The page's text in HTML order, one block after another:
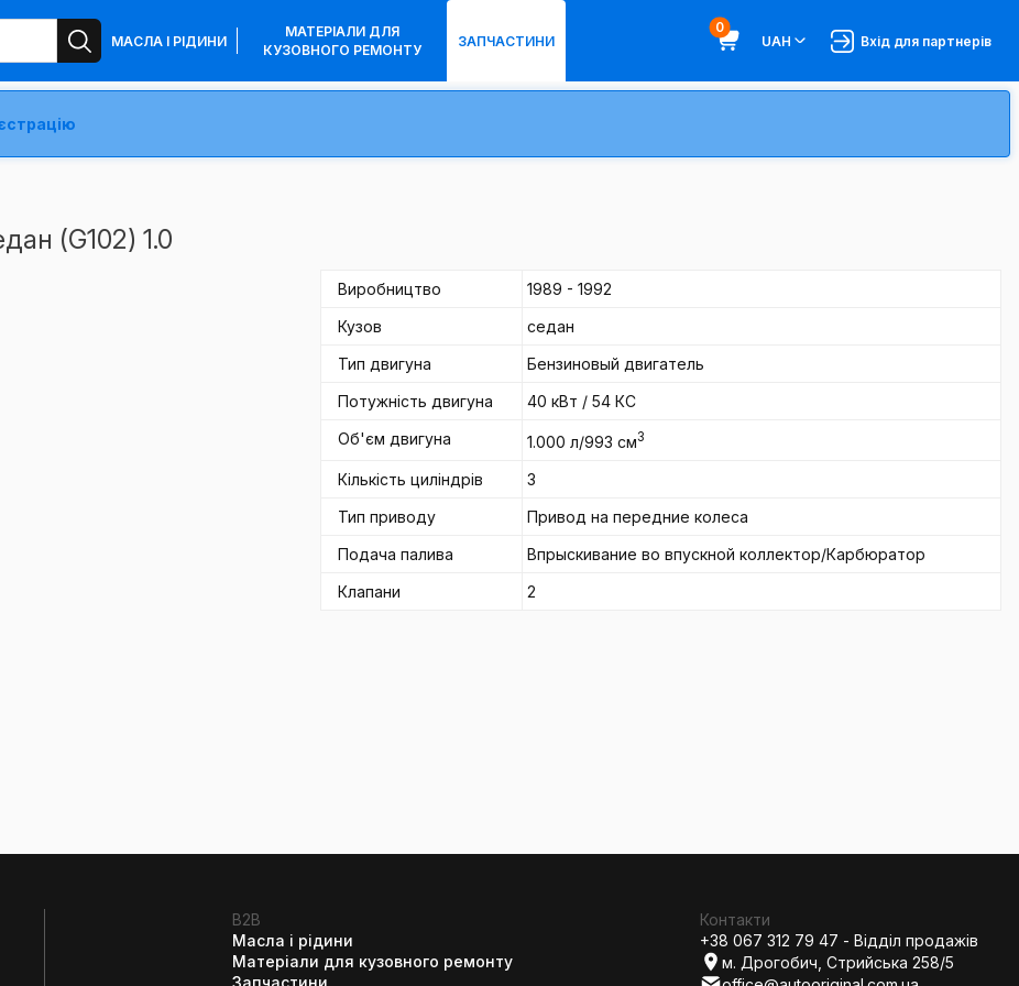
МАСЛА І РІДИНИ
МАТЕРІАЛИ ДЛЯ
КУЗОВНОГО РЕМОНТУ
ЗАПЧАСТИНИ
0
UAH
Вхід для партнерів
(G102) 1.0
Виробництво
1989 - 1992
Кузов
седан
Тип двигуна
Бензиновый двигатель
Потужність двигуна
40 кВт / 54 КС
Об'єм двигуна
1.000 л/993 см3
Кількість циліндрів
3
Тип приводу
Привод на передние колеса
Подача палива
Впрыскивание во впускной коллектор/Карбюратор
Клапани
2
B2B
Масла і рідини
Матеріали для кузовного ремонту
Запчастини
Контакти
+38 067 312 79 47 - Відділ продажів
м. Дрогобич, Стрийська 258/5